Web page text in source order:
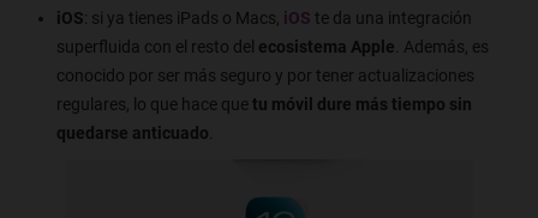
iOS: si ya tienes iPads o Macs, iOS te da una integración
superfluida con el resto del ecosistema Apple . Además, es
conocido por ser más seguro y por tener actualizaciones
regulares, lo que hace quetu móvil dure más tiempo sin
quedarse anticuado